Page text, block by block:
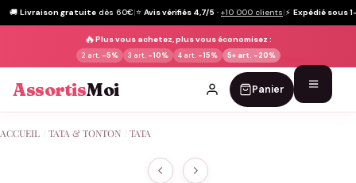
🚚 Livraison gratuite dès 60€|⭐ Avis vérifiés 4,7/5 · +10 000 clients|⚡ Expédié sous
🔥Plus vous achetez, plus vous économisez :
2 art. -5% 3 art. -10% 4 art. -15% 5+ art. -20%
AssortisMoi Panier
au
ACCUEIL TATA & TONTON TATA